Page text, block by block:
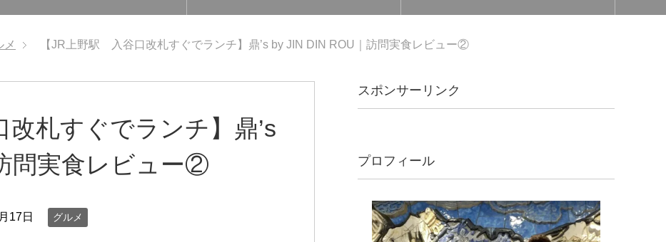
メ 【JR上野駅 入谷口改札すぐでランチ】鼎’s by JIN DIN ROU｜訪問実食レビュー②
札すぐでランチ】鼎’s
問実食レビュー②
17日 グルメ
スポンサーリンク
プロフィール